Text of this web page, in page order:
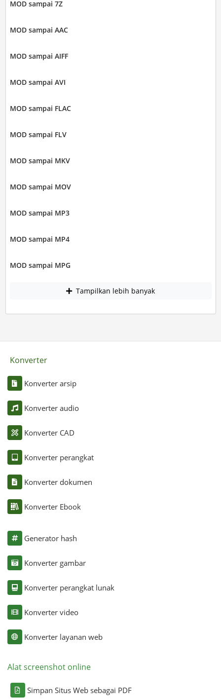
MOD sampai 7Z
MOD sampai AAC
MOD sampai AIFF
MOD sampai AVI
MOD sampai FLAC
MOD sampai FLV
MOD sampai MKV
MOD sampai MOV
MOD sampai MP3
MOD sampai MP4
MOD sampai MPG
Tampilkan lebih banyak
Konverter
Konverter arsip
Konverter audio
Konverter CAD
Konverter perangkat
Konverter dokumen
Konverter Ebook
Generator hash
Konverter gambar
Konverter perangkat lunak
Konverter video
Konverter layanan web
Alat screenshot online
Simpan Situs Web sebagai PDF